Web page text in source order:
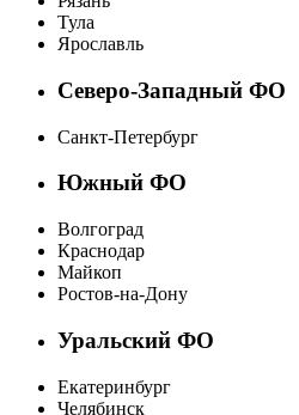
Тула
Ярославль
Северо-Западный ФО
Санкт-Петербург
Южный ФО
Волгоград
Краснодар
Майкоп
Ростов-на-Дону
Уральский ФО
Екатеринбург
Челябинск